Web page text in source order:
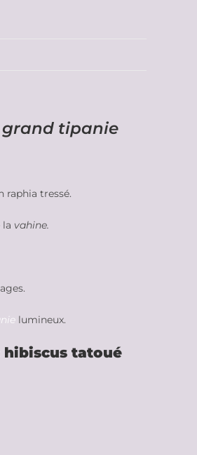
grand tipanie
raphia tressé.
vahine.
lumineux.
hibiscus tatoué